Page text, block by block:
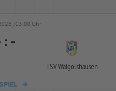
- - - -
/13:00 Uhr
: -
TSV Waigolshausen